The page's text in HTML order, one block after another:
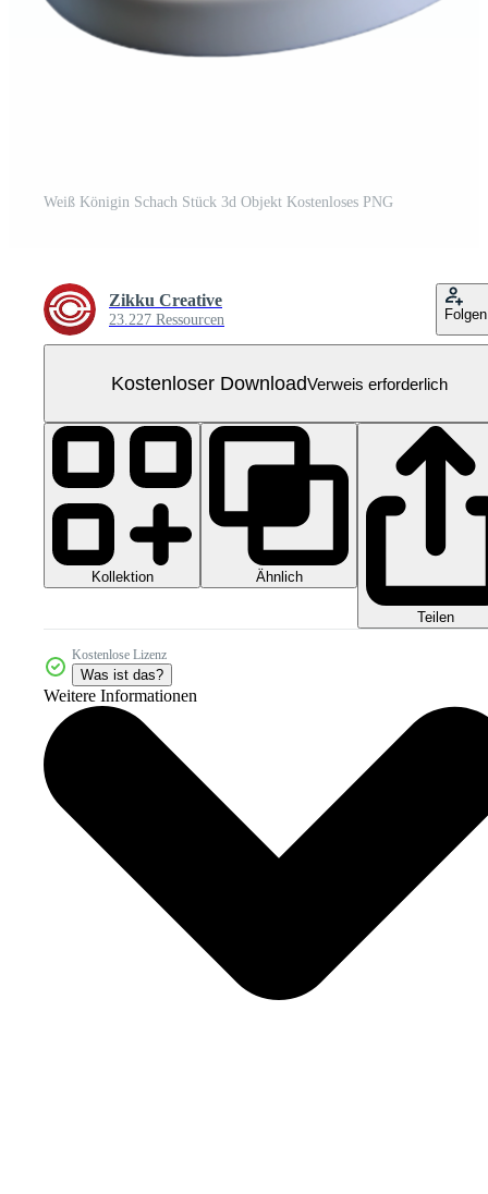
Weiß Königin Schach Stück 3d Objekt Kostenloses PNG
Zikku Creative
23.227 Ressourcen Folgen
Kostenloser DownloadVerweis erforderlich
Kollektion Ähnlich
Teilen
Kostenlose Lizenz
Was ist das?
Weitere Informationen